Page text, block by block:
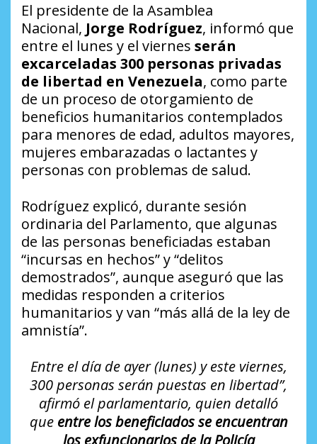
El presidente de la Asamblea
Nacional, Jorge Rodríguez, informó que
entre el lunes y el viernes serán
excarceladas 300 personas privadas
de libertad en Venezuela, como parte
de un proceso de otorgamiento de
beneficios humanitarios contemplados
para menores de edad, adultos mayores,
mujeres embarazadas o lactantes y
personas con problemas de salud.
Rodríguez explicó, durante sesión
ordinaria del Parlamento, que algunas
de las personas beneficiadas estaban
“incursas en hechos” y “delitos
demostrados”, aunque aseguró que las
medidas responden a criterios
humanitarios y van “más allá de la ley de
amnistía”.
Entre el día de ayer (lunes) y este viernes,
300 personas serán puestas en libertad”,
afirmó el parlamentario, quien detalló
que entre los beneficiados se encuentran